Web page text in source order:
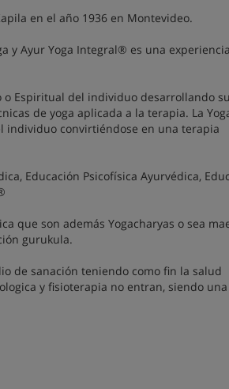
en el año 1936 en Montevideo.
y Ayur Yoga Integral® es una experiencia
o Espiritual del individuo desarrollando su
de yoga aplicada a la terapia. La
individuo convirtiéndose en una terapia
Educación Psicofísica Ayurvédica,
que son además Yogacharyas o sea
gurukula.
de sanación teniendo como fin la salud
y fisioterapia no entran, siendo una